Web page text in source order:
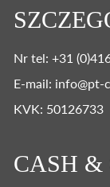
Nr tel: +31
E-mail: info@pt-
KVK: 50126733
CASH &